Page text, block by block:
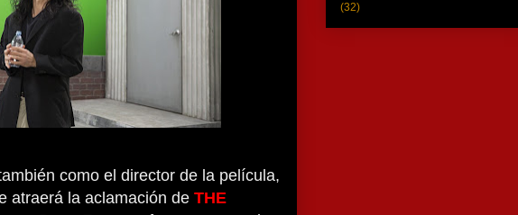
como el director de la película,
atraerá la aclamación de THE
(32)